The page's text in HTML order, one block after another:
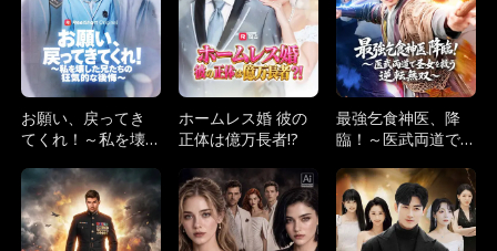
お願い、戻ってき
てくれ！～私を壊
的な後悔～
ホームレス婚 彼の
正体は億万長者!?
最強乞食神医、降
臨！～医武両道で
双～